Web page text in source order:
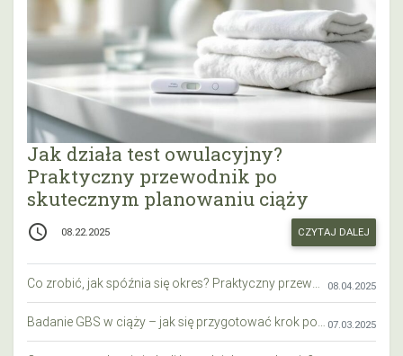
Jak działa test owulacyjny?
Praktyczny przewodnik po
skutecznym planowaniu ciąży
access_time 08.22.2025 CZYTAJ DALEJ
08.04.2025
07.03.2025